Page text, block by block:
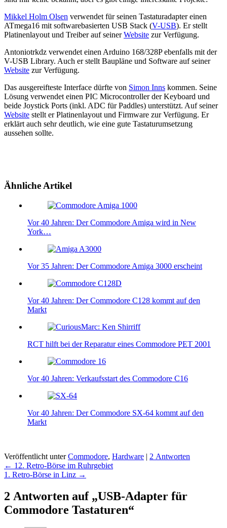
Mikkel Holm Olsen verwendet für seinen Tastaturadapter einen
ATmega16 mit softwarebasierten USB Stack (V-USB). Er stellt
Platinenlayout und Treiber auf seinerWebsite zur Verfügung.
Antoniotrkdz verwendet einen Arduino 168/328P ebenfalls mit der
V-USB Library. Auch er stellt Baupläne und Software auf seiner
Website zur Verfügung.
Das ausgereifteste Interface dürfte von Simon Inns kommen. Seine
Lösung verwendet einen PIC Microcontroller der Keyboard und
beide Joystick Ports (inkl. ADC für Paddles) unterstützt. Auf seiner
Website stellt er Platinenlayout und Firmware zur Verfügung. Er
erklärt auch sehr deutlich, wie eine gute Tastaturumsetzung
aussehen sollte.
Ähnliche Artikel
Vor 40 Jahren: Der Commodore Amiga wird in New
York…
Vor 35 Jahren: Der Commodore Amiga 3000 erscheint
Vor 40 Jahren: Der Commodore C128 kommt auf den
Markt
RCT hilft bei der Reparatur eines Commodore PET 2001
Vor 40 Jahren: Verkaufsstart des Commodore C16
Vor 40 Jahren: Der Commodore SX-64 kommt auf den
Markt
Veröffentlicht unterCommodore, Hardware | 2 Antworten
Beitragsnavigation
← 12. Retro-Börse im Ruhrgebiet
1. Retro-Börse in Linz →
2 Antworten auf „USB-Adapter für
Commodore Tastaturen“